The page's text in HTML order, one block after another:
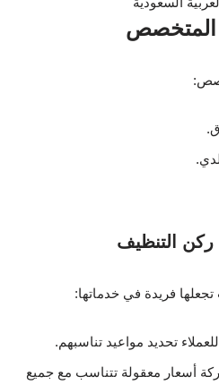
التنظيف
فريدة في خدماتها:
تحديد مواعيد تناسبهم.
أسعار معقولة تتناسب مع جميع